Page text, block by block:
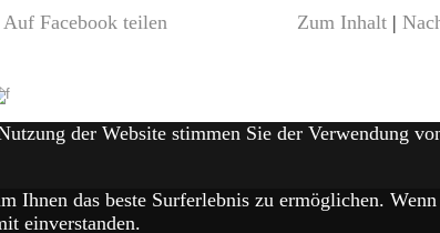
Auf Facebook teilen Zum Inhalt |
der Website stimmen Sie der Verwendung
das beste Surferlebnis zu ermöglichen.
einverstanden.